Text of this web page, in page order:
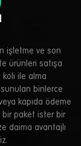
işletme ve son
ürünleri satışa
koli ile alma
binlerce
kapıda ödeme
bir paket ister bir
daima avantajlı